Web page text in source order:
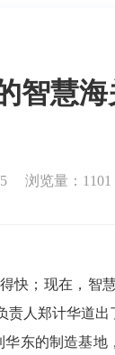
智慧
浏览量：1101
；现在，智
人郑计华道
东的制造基